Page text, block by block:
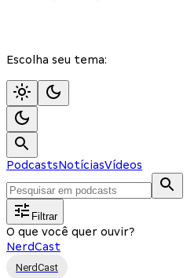
Escolha seu tema:
PodcastsNotíciasVídeos
Filtrar
O que você quer ouvir?
NerdCast
NerdCast